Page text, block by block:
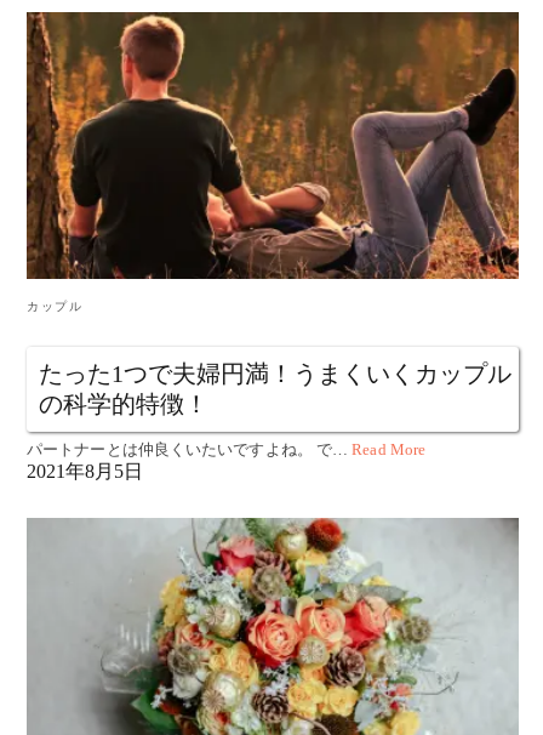
カップル
たった1つで夫婦円満！うまくいくカップル
の科学的特徴！
パートナーとは仲良くいたいですよね。 で…Read More
2021年8月5日